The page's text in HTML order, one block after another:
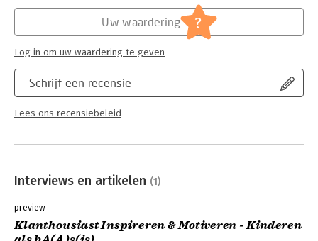
Schrijf een recensie
Lees ons recensiebeleid
Uw waardering ?
Log in om uw waardering te geven
Interviews en artikelen (1)
preview
Klanthousiast Inspireren & Motiveren - Kinderen